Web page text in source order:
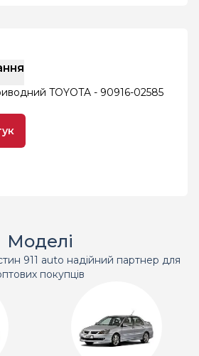
TOYOTA - 90916-02585
Моделі
911 auto надійний партнер для
покупців